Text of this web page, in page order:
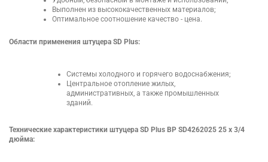
Выполнен из высококачественных материалов;
Оптимальное соотношение качество - цена.
Области применения штуцера SD Plus:
Системы холодного и горячего водоснабжения;
Центральное отопление жилых,
административных, а также промышленных
зданий.
Технические характеристики штуцера SD Plus ВР SD4262025 25 х 3/4
дюйма: